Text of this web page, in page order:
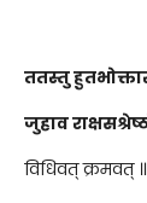
ततस्तु
जुहाव
विधिवत् क्रमवत्